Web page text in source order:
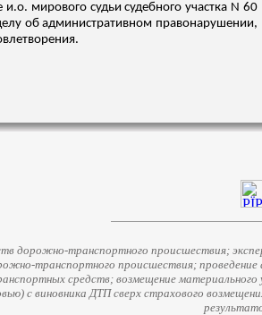
и.о. мирового судьи судебного участка N
об административном
дорожно-транспортного происшествия;
транспортного происшествия;
средств; возмещение
с виновника ДТП сверх страхового